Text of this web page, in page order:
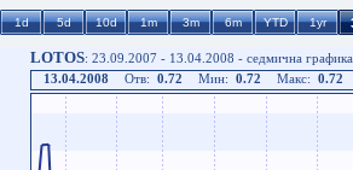
LOTOS: 23.09.2007 - 13.04.2008 - седмична графика
13.04.2008
Отв: 0.72 Мин: 0.72 Макс: 0.72